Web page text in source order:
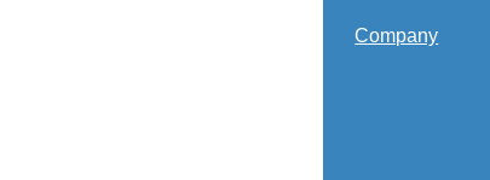
Company